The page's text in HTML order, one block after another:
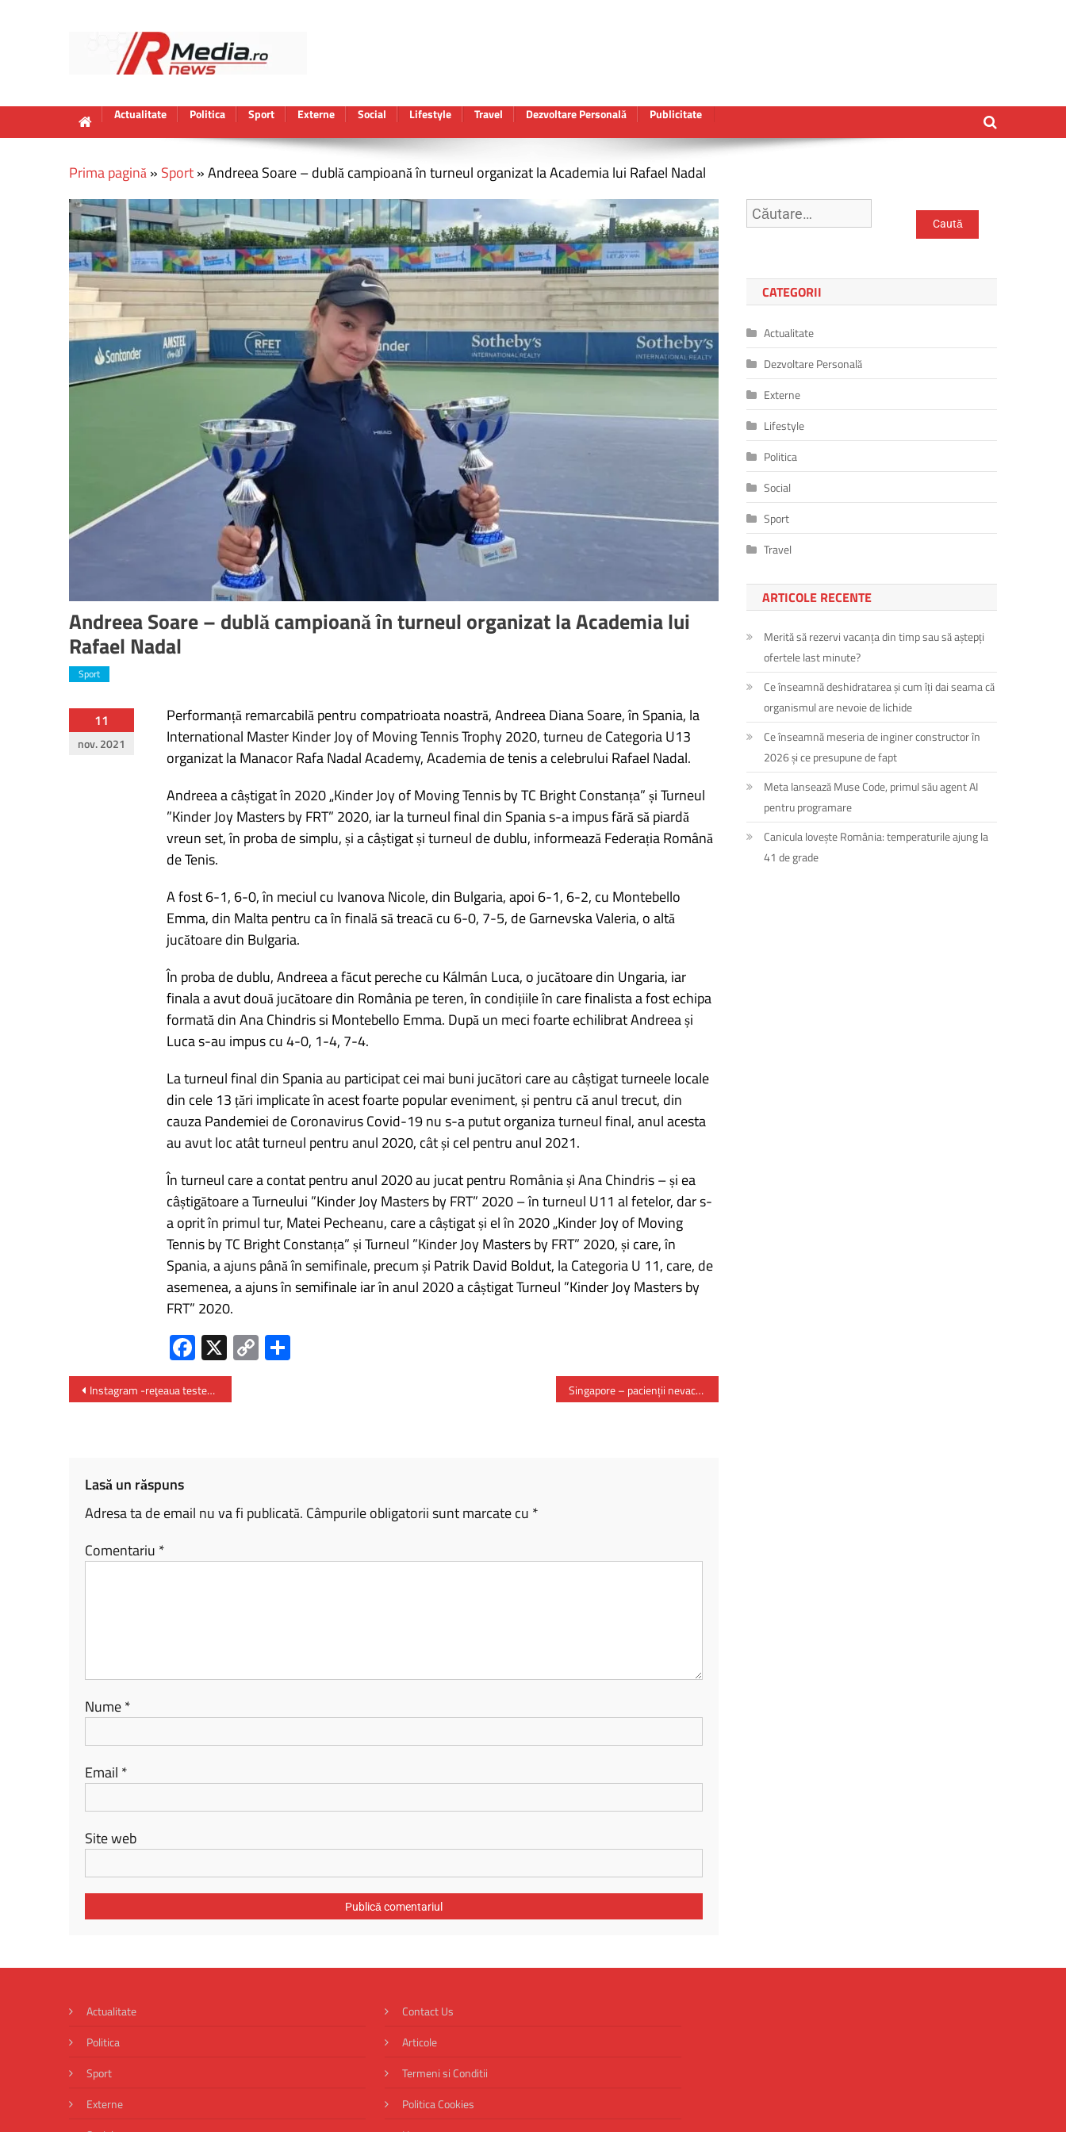
Actualitate Politica Sport Externe Social Lifestyle Travel Dezvoltare Personală Publicitate
Prima pagină» Sport»Andreea Soare – dublă campioană în turneul organizat la Academia lui Rafael Nadal
Andreea Soare – dublă campioană în turneul organizat la Academia lui
Rafael Nadal
Sport
11
nov. 2021
Performanță remarcabilă pentru compatrioata noastră, Andreea Diana Soare, în Spania, la
International Master Kinder Joy of Moving Tennis Trophy 2020, turneu de Categoria U13
organizat la Manacor Rafa Nadal Academy, Academia de tenis a celebrului Rafael Nadal.
Andreea a câștigat în 2020 „Kinder Joy of Moving Tennis by TC Bright Constanța” și Turneul
”Kinder Joy Masters by FRT” 2020, iar la turneul final din Spania s-a impus fără să piardă
vreun set, în proba de simplu, și a câștigat și turneul de dublu, informează Federația Română
de Tenis.
A fost 6-1, 6-0, în meciul cu Ivanova Nicole, din Bulgaria, apoi 6-1, 6-2, cu Montebello
Emma, din Malta pentru ca în finală să treacă cu 6-0, 7-5, de Garnevska Valeria, o altă
jucătoare din Bulgaria.
În proba de dublu, Andreea a făcut pereche cu Kálmán Luca, o jucătoare din Ungaria, iar
finala a avut două jucătoare din România pe teren, în condițiile în care finalista a fost echipa
formată din Ana Chindris si Montebello Emma. După un meci foarte echilibrat Andreea și
Luca s-au impus cu 4-0, 1-4, 7-4.
La turneul final din Spania au participat cei mai buni jucători care au câștigat turneele locale
din cele 13 țări implicate în acest foarte popular eveniment, și pentru că anul trecut, din
cauza Pandemiei de Coronavirus Covid-19 nu s-a putut organiza turneul final, anul acesta
au avut loc atât turneul pentru anul 2020, cât și cel pentru anul 2021.
În turneul care a contat pentru anul 2020 au jucat pentru România și Ana Chindris – și ea
câștigătoare a Turneului ”Kinder Joy Masters by FRT” 2020 – în turneul U11 al fetelor, dar s-
a oprit în primul tur, Matei Pecheanu, care a câștigat și el în 2020 „Kinder Joy of Moving
Tennis by TC Bright Constanța” și Turneul ”Kinder Joy Masters by FRT” 2020, și care, în
Spania, a ajuns până în semifinale, precum și Patrik David Boldut, la Categoria U 11, care, de
asemenea, a ajuns în semifinale iar în anul 2020 a câștigat Turneul ”Kinder Joy Masters by
FRT” 2020.
Fa
ce
b
X C
o
P
ar
Navigare
în
Instagram -reţeaua testează abonamentul plătit pentru urmărirea influencerilor Singapore – pacienții nevaccinați, puși să-și plătească cheltuielile de spitalizare
Lasă un răspuns
Adresa ta de email nu va fi publicată. Câmpurile obligatorii sunt marcate cu *
Comentariu *
Nume*
Email *
Site web
Caută
după:
CATEGORII
Actualitate
Dezvoltare Personală
Externe
Lifestyle
Politica
Social
Sport
Travel
ARTICOLE RECENTE
Merită să rezervi vacanța din timp sau să aștepți
ofertele last minute?
Ce înseamnă deshidratarea și cum îți dai seama că
organismul are nevoie de lichide
Ce înseamnă meseria de inginer constructor în
2026 și ce presupune de fapt
Meta lansează Muse Code, primul său agent AI
pentru programare
Canicula lovește România: temperaturile ajung la
41 de grade
Actualitate
Politica
Sport
Externe
Contact Us
Articole
Termeni si Conditii
Politica Cookies